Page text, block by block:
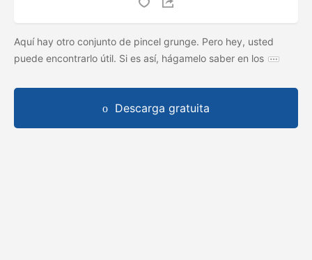
Aquí hay otro conjunto de pincel grunge. Pero hey, usted
puede encontrarlo útil. Si es así, hágamelo saber en los
Descarga gratuita